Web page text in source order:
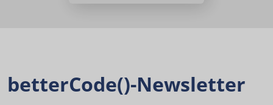
betterCode()-Newsletter